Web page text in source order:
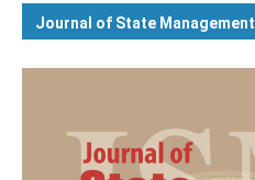
Journal of State Management